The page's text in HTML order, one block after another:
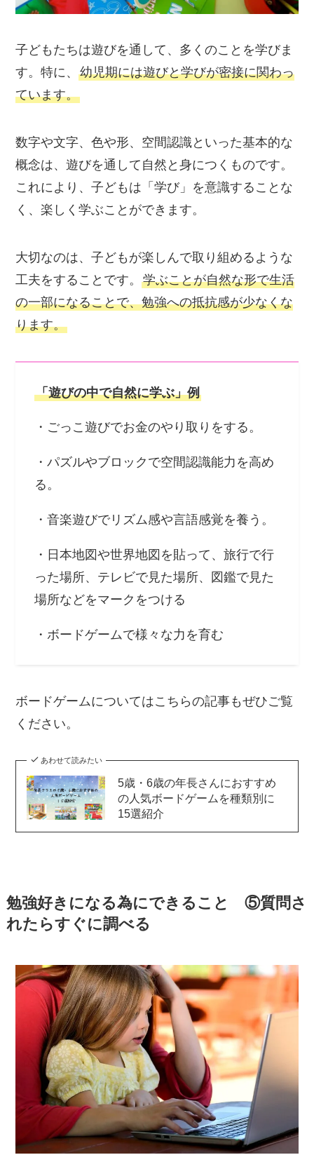
子どもたちは遊びを通して、多くのことを学びま
す。特に、幼児期には遊びと学びが密接に関わっ
ています。
数字や文字、色や形、空間認識といった基本的な
概念は、遊びを通して自然と身につくものです。
これにより、子どもは「学び」を意識することな
く、楽しく学ぶことができます。
大切なのは、子どもが楽しんで取り組めるような
工夫をすることです。学ぶことが自然な形で生活
の一部になることで、勉強への抵抗感が少なくな
ります。
「遊びの中で自然に学ぶ」例
・ごっこ遊びでお金のやり取りをする。
・パズルやブロックで空間認識能力を高め
る。
・音楽遊びでリズム感や言語感覚を養う。
・日本地図や世界地図を貼って、旅行で行
った場所、テレビで見た場所、図鑑で見た
場所などをマークをつける
・ボードゲームで様々な力を育む
ボードゲームについてはこちらの記事もぜひご覧
ください。
あわせて読みたい
5歳・6歳の年長さんにおすすめ
の人気ボードゲームを種類別に
15選紹介
勉強好きになる為にできること ⑤質問さ
れたらすぐに調べる